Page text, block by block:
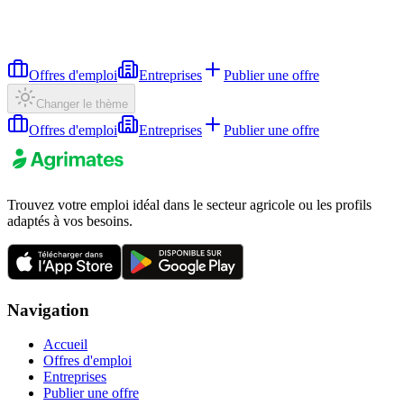
Offres d'emploi Entreprises Publier une offre
Changer le thème
Offres d'emploi Entreprises Publier une offre
Trouvez votre emploi idéal dans le secteur agricole ou les profils
adaptés à vos besoins.
Navigation
Accueil
Offres d'emploi
Entreprises
Publier une offre